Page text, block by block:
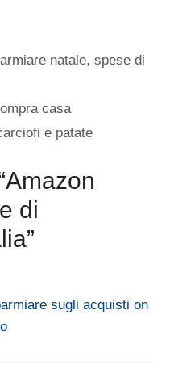
natale,spese di
casa
e patate
di
sugli acquisti on